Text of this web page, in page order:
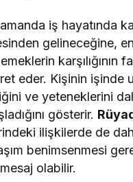
iş hayatında
gelineceğine,
karşılığının
eder. Kişinin işinde
ve yeteneklerini
gösterir.
ilişkilerde de
benimsenmesi
olabilir.